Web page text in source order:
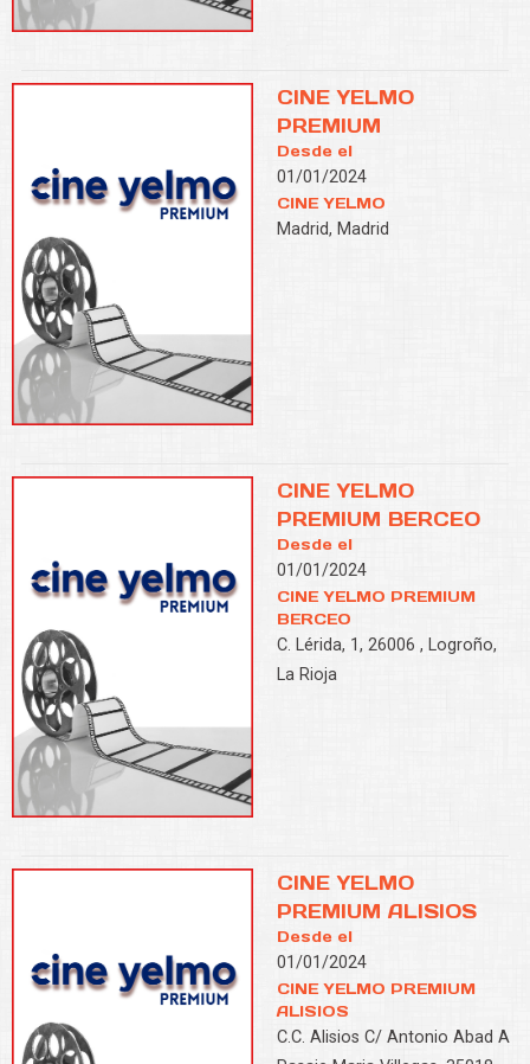
CINE YELMO
PREMIUM
Desde el
01/01/2024
CINE YELMO
Madrid, Madrid
CINE YELMO
PREMIUM BERCEO
Desde el
01/01/2024
CINE YELMO PREMIUM
BERCEO
C. Lérida, 1, 26006 , Logroño,
La Rioja
CINE YELMO
PREMIUM ALISIOS
Desde el
01/01/2024
CINE YELMO PREMIUM
ALISIOS
C.C. Alisios C/ Antonio Abad A